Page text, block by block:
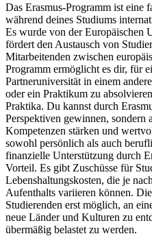
Das Erasmus-Programm ist eine
während deines Studiums
Es wurde von der Europäischen
fördert den Austausch von
Mitarbeitenden zwischen
Programm ermöglicht es dir, für
Partneruniversität in einem
oder ein Praktikum zu
Praktika. Du kannst durch
Perspektiven gewinnen, sondern
Kompetenzen stärken und
sowohl persönlich als auch
finanzielle Unterstützung durch
Vorteil. Es gibt Zuschüsse für
Lebenshaltungskosten, die je
Aufenthalts variieren können.
Studierenden erst möglich, an
neue Länder und Kulturen zu
übermäßig belastet zu werden.